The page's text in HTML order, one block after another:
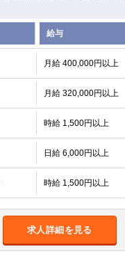
給与
月給 400,000円以上
月給 320,000円以上
時給 1,500円以上
日給 6,000円以上
時給 1,500円以上
求人詳細を見る
金町（北口）
の好立地！①JR埼京線「赤羽
新宿 ③西部新宿 ③東新宿
錦糸町(南口)
清瀬（南口）
成増・板橋 ③大山 ②池袋
池袋東口
大井町
下赤塚
三鷹
浅草
幡ヶ谷
小岩